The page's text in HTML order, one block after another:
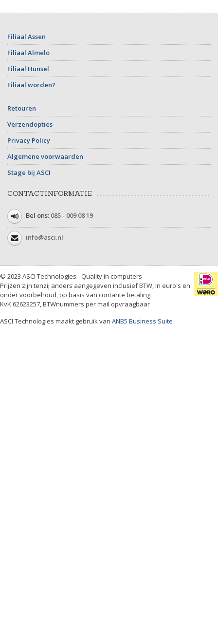
Filiaal Assen
Filiaal Almelo
Filiaal Hunsel
Filiaal worden?
Retouren
Verzendopties
Privacy Policy
Algemene voorwaarden
Stage bij ASCI
CONTACTINFORMATIE
Bel ons: 085 - 009 08 19
info@asci.nl
© 2023 ASCI Technologies - Quality in computers
Prijzen zijn tenzij anders aangegeven inclusief BTW, in euro's en
onder voorbehoud, op basis van contante betaling.
KvK 62623257, BTWnummers per mail opvraagbaar
ASCI Technologies maakt gebruik van ANB5 Business Suite